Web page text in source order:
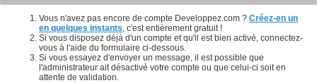
Vous n'avez pas encore de compte Developpez.com ? Créez-en un
en quelques instants , c'est entièrement gratuit !
Si vous disposez déjà d'un compte et qu'il est bien activé, connectez-
vous à l'aide du formulaire ci-dessous.
Si vous essayez d'envoyer un message, il est possible que
l'administrateur ait désactivé votre compte ou que celui-ci soit en
attente de validation.